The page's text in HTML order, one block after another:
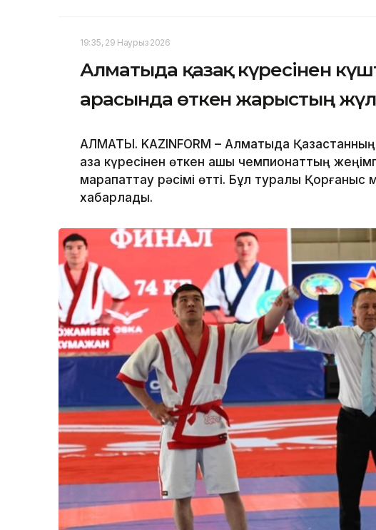
19:35, 29 Наурыз 2026
Алматыда қазақ күресінен
арасында өткен жарыстың
АЛМАТЫ. KAZINFORM – Алматыда
қазақ күресінен өткен ашық чемпионаттың
марапаттау рәсімі өтті. Бұл туралы Қорғаныс
хабарлады.